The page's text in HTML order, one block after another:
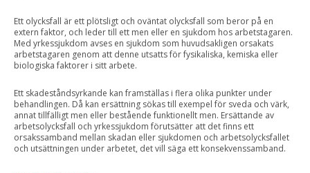
Ett olycksfall är ett plötsligt och oväntat olycksfall som beror på en
extern faktor, och leder till ett men eller en sjukdom hos arbetstagaren.
Med yrkessjukdom avses en sjukdom som huvudsakligen orsakats
arbetstagaren genom att denne utsatts för fysikaliska, kemiska eller
biologiska faktorer i sitt arbete.
Ett skadeståndsyrkande kan framställas i flera olika punkter under
behandlingen. Då kan ersättning sökas till exempel för sveda och värk,
annat tillfälligt men eller bestående funktionellt men. Ersättande av
arbetsolycksfall och yrkessjukdom förutsätter att det finns ett
orsakssamband mellan skadan eller sjukdomen och arbetsolycksfallet
och utsättningen under arbetet, det vill säga ett konsekvenssamband.